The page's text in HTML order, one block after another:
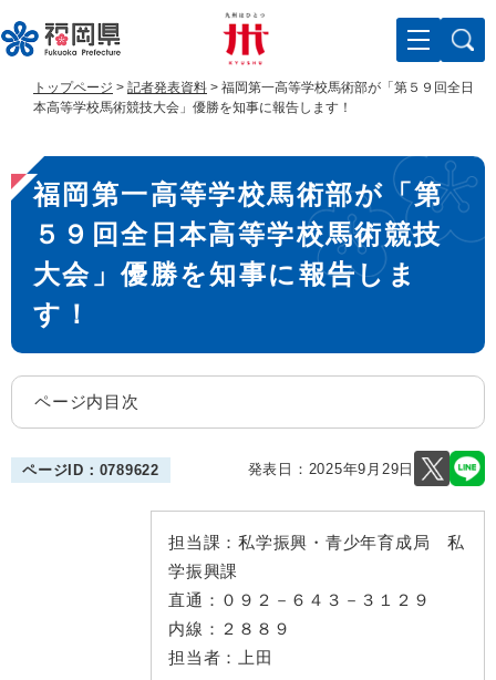
ー
ジ
す
。
ニ
ュ
し
て
トップページ > 記者発表資料 > 福岡第一高等学校馬術部が「第５９回全日
本高等学校馬術競技大会」優勝を知事に報告します！
本
文
福岡第一高等学校馬術部が「第
５９回全日本高等学校馬術競技
大会」優勝を知事に報告しま
す！
ページ内目次
ページID：0789622 発表日： 2025年9月29日
担当課： 私学振興・青少年育成局 私
学振興課
直通： ０９２－６４３－３１２９
内線： ２８８９
担当者：
上田